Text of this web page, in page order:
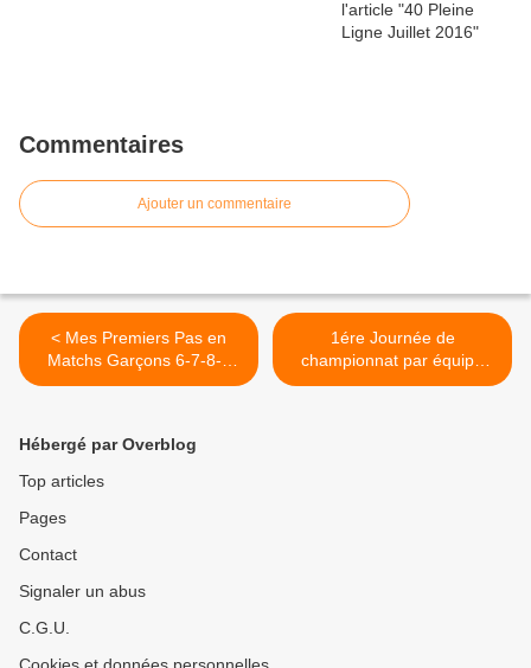
Commentaires
Ajouter un commentaire
< Mes Premiers Pas en
Matchs Garçons 6-7-8-9
ans
1ére Journée de
championnat par équipe
15/16 ans deuxième
Hébergé par Overblog
Top articles
Pages
Contact
Signaler un abus
C.G.U.